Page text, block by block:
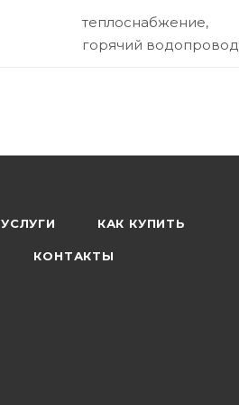
теплоснабжение,
горячий водопровод
УСЛУГИ КАК КУПИТЬ
КОНТАКТЫ